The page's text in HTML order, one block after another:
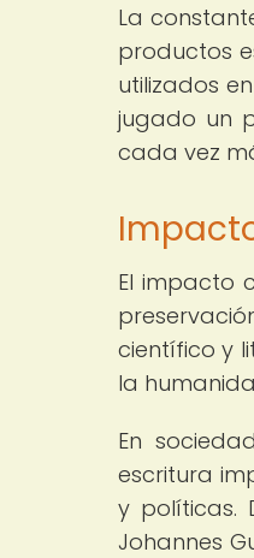
La
productos
utilizados
jugado un
cada vez
El impacto
científico y
la
En
escritura
y políticas.
Johannes